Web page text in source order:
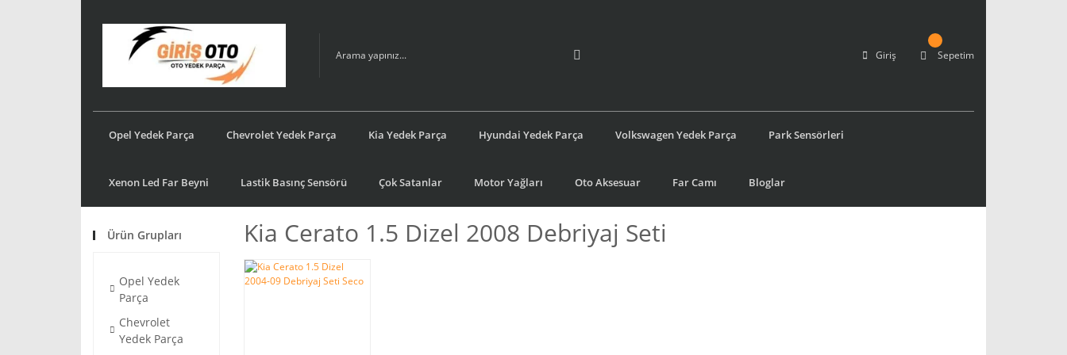
Giriş Sepetim
Opel Yedek Parça Chevrolet Yedek Parça Kia Yedek Parça Hyundai Yedek Parça Volkswagen Yedek Parça Park Sensörleri
Xenon Led Far Beyni Lastik Basınç Sensörü Çok Satanlar Motor Yağları Oto Aksesuar Far Camı Bloglar
Ürün Grupları
Opel Yedek
Parça
Chevrolet
Yedek Parça
Kia Cerato 1.5 Dizel 2008 Debriyaj Seti